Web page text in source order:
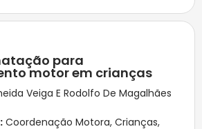
para
motor em crianças
Veiga E Rodolfo De Magalhães
Coordenação Motora, Crianças,